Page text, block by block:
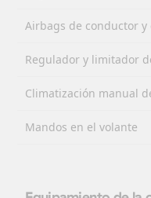
Airbags de conductor y
Regulador y limitador
Climatización manual
Mandos en el volante